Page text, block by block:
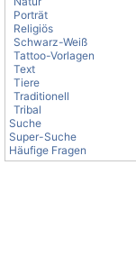
Porträt
Religiös
Schwarz-Weiß
Tattoo-Vorlagen
Text
Tiere
Traditionell
Tribal
Suche
Super-Suche
Häufige Fragen